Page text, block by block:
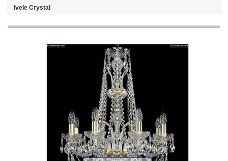
Ivele Crystal